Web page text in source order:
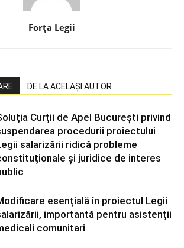
Forța Legii
DE LA ACELAȘI AUTOR
Curții de Apel București privind
procedurii proiectului
salarizării ridică probleme
și juridice de interes
esențială în proiectul Legii
importantă pentru asistenții
comunitari